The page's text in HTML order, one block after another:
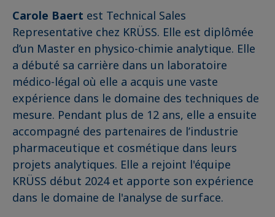
Carole Baert est Technical Sales
Representative chez KRÜSS. Elle est diplômée
d’un Master en physico-chimie analytique. Elle
a débuté sa carrière dans un laboratoire
médico-légal où elle a acquis une vaste
expérience dans le domaine des techniques de
mesure. Pendant plus de 12 ans, elle a ensuite
accompagné des partenaires de l’industrie
pharmaceutique et cosmétique dans leurs
projets analytiques. Elle a rejoint l'équipe
KRÜSS début 2024 et apporte son expérience
dans le domaine de l'analyse de surface.